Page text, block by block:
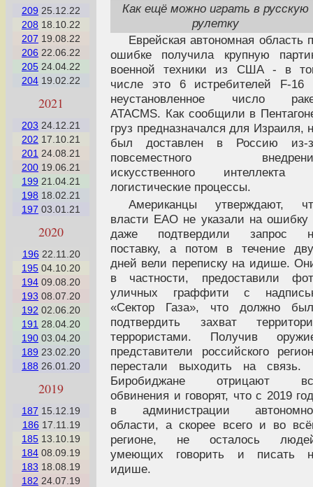
209 25.12.22
208 18.10.22
207 19.08.22
206 22.06.22
205 24.04.22
204 19.02.22
2021
203 24.12.21
202 17.10.21
201 24.08.21
200 19.06.21
199 21.04.21
198 18.02.21
197 03.01.21
2020
196 22.11.20
195 04.10.20
194 09.08.20
193 08.07.20
192 02.06.20
191 28.04.20
190 03.04.20
189 23.02.20
188 26.01.20
2019
187 15.12.19
186 17.11.19
185 13.10.19
184 08.09.19
183 18.08.19
182 24.07.19
Как ещё можно играть в русскую
рулетку
Еврейская автономная область
ошибке получила крупную
военной техники из США - в
числе это 6 истребителей F-16
неустановленное число
ATACMS. Как сообщили в
груз предназначался для Израиля,
был доставлен в Россию из-
повсеместного
искусственного интеллекта
логистические процессы.
Американцы утверждают,
власти ЕАО не указали на ошибку
даже подтвердили запрос
поставку, а потом в течение
дней вели переписку на идише.
в частности, предоставили
уличных граффити с
«Сектор Газа», что должно
подтвердить захват
террористами. Получив
представители российского
перестали выходить на связь.
Биробиджане отрицают
обвинения и говорят, что с 2019
в администрации
области, а скорее всего и во
регионе, не осталось
умеющих говорить и писать
идише.